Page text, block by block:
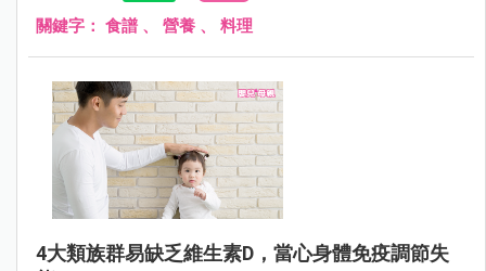
關鍵字： 食譜 、 營養 、 料理
4大類族群易缺乏維生素D，當心身體免疫調節失